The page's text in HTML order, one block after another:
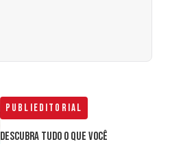
Publieditorial
Descubra tudo o que você